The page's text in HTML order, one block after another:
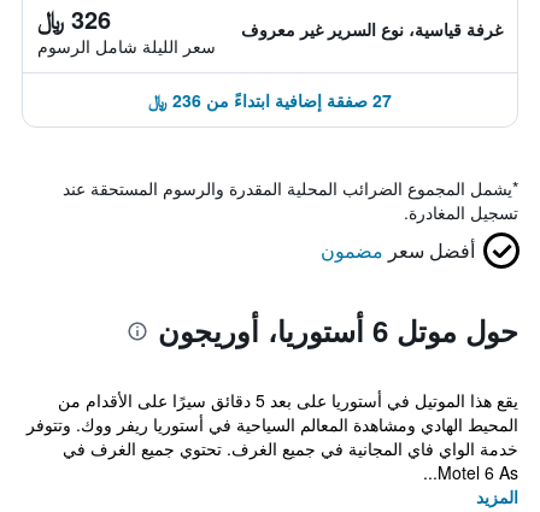
غرفة قياسية، نوع السرير غير معروف 326 ﷼
سعر الليلة شامل الرسوم
27 صفقة إضافية ابتداءً من 236 ﷼
*يشمل المجموع الضرائب المحلية المقدرة والرسوم المستحقة عند
تسجيل المغادرة.
أفضل سعر مضمون
حول موتل 6 أستوريا، أوريجون
يقع هذا الموتيل في أستوريا على بعد 5 دقائق سيرًا على الأقدام من
المحيط الهادي ومشاهدة المعالم السياحية في أستوريا ريفر ووك. وتتوفر
خدمة الواي فاي المجانية في جميع الغرف. تحتوي جميع الغرف في
Motel 6 As...
المزيد